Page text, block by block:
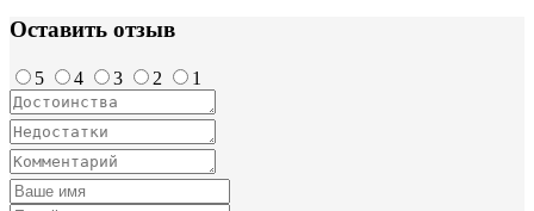
Оставить отзыв
5 4 3 2 1